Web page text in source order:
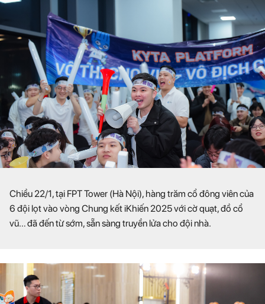
Chiều 22/1, tại FPT Tower (Hà Nội), hàng trăm cổ đông viên của
6 đội lọt vào vòng Chung kết iKhiến 2025 với cờ quạt, đồ cổ
vũ… đã đến từ sớm, sẵn sàng truyền lửa cho đội nhà.